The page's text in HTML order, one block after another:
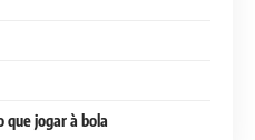
que jogar à bola